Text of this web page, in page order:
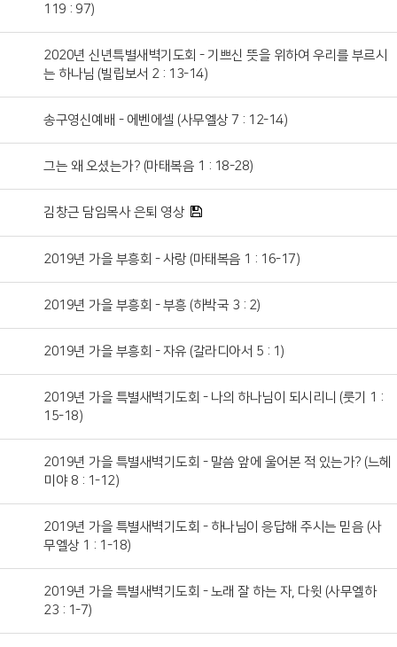
119 : 97)
2020년 신년특별새벽기도회 - 기쁘신 뜻을 위하여 우리를 부르시
는 하나님 (빌립보서 2 : 13-14)
송구영신예배 - 에벤에셀 (사무엘상 7 : 12-14)
그는 왜 오셨는가? (마태복음 1 : 18-28)
김창근 담임목사 은퇴 영상
2019년 가을 부흥회 - 사랑 (마태복음 1 : 16-17)
2019년 가을 부흥회 - 부흥 (하박국 3 : 2)
2019년 가을 부흥회 - 자유 (갈라디아서 5 : 1)
2019년 가을 특별새벽기도회 - 나의 하나님이 되시리니 (룻기 1 :
15-18)
2019년 가을 특별새벽기도회 - 말씀 앞에 울어본 적 있는가? (느헤
미야 8 : 1-12)
2019년 가을 특별새벽기도회 - 하나님이 응답해 주시는 믿음 (사
무엘상 1 : 1-18)
2019년 가을 특별새벽기도회 - 노래 잘 하는 자, 다윗 (사무엘하
23 : 1-7)